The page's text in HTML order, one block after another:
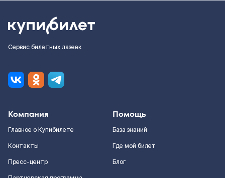
Сервис билетных лазеек
Компания
Главное о Купибилете
Контакты
Пресс-центр
Помощь
База знаний
Где мой билет
Блог